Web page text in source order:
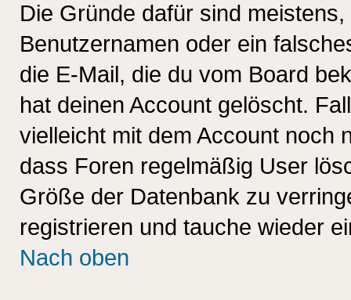
Die Gründe dafür sind
Benutzernamen oder ein
die E-Mail, die du vom Board
hat deinen Account gelöscht.
vielleicht mit dem Account noch
dass Foren regelmäßig User
Größe der Datenbank zu
registrieren und tauche wieder
Nach oben